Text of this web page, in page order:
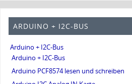
ARDUINO + I2C-BUS
Arduino + I2C-Bus
Arduino + I2C-Bus
Arduino PCF8574 lesen und schreiben